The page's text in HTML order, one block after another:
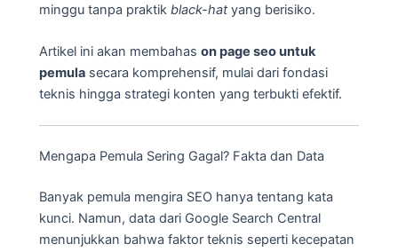
minggu tanpa praktik black-hatyang berisiko.
Artikel ini akan membahas on page seo untuk
pemula secara komprehensif, mulai dari fondasi
teknis hingga strategi konten yang terbukti efektif.
Mengapa Pemula Sering Gagal? Fakta dan Data
Banyak pemula mengira SEO hanya tentang kata
kunci. Namun, data dari Google Search Central
menunjukkan bahwa faktor teknis seperti kecepatan